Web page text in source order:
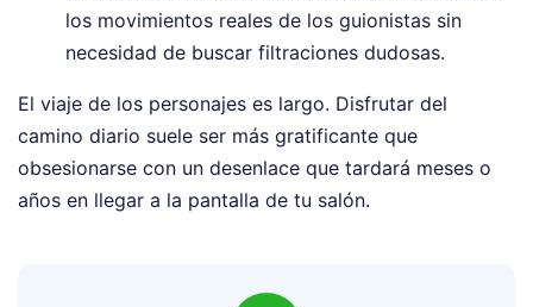
los movimientos reales de los guionistas sin
necesidad de buscar filtraciones dudosas.
El viaje de los personajes es largo. Disfrutar del
camino diario suele ser más gratificante que
obsesionarse con un desenlace que tardará meses o
años en llegar a la pantalla de tu salón.